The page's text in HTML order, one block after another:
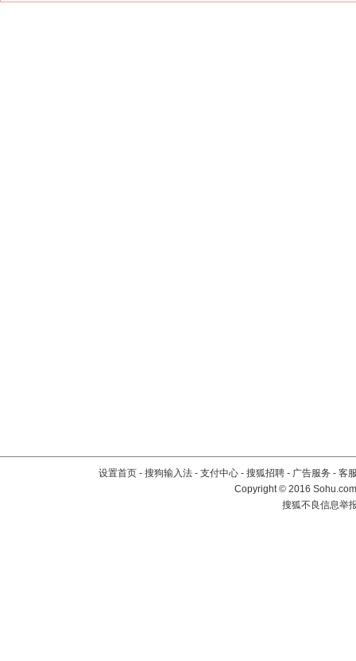
设置首页 - 搜狗输入法 - 支付中心 - 搜狐招聘 - 广告服务 - 客
Copyright©2016
搜狐不良信息举